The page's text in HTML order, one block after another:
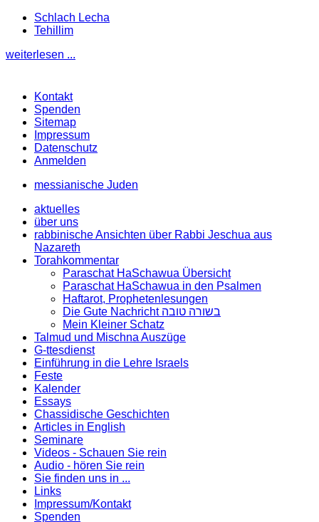
Schlach Lecha
Tehillim
weiterlesen ...
Kontakt
Spenden
Sitemap
Impressum
Datenschutz
Anmelden
messianische Juden
aktuelles
über uns
rabbinische Ansichten über Rabbi Jeschua aus
Nazareth
Torahkommentar
Paraschat HaSchawua Übersicht
Paraschat HaSchawua in den Psalmen
Haftarot, Prophetenlesungen
Die Gute Nachricht בשורה טובה
Mein Kleiner Schatz
Talmud und Mischna Auszüge
G-ttesdienst
Einführung in die Lehre Israels
Feste
Kalender
Essays
Chassidische Geschichten
Articles in English
Seminare
Videos - Schauen Sie rein
Audio - hören Sie rein
Sie finden uns in ...
Links
Impressum/Kontakt
Spenden